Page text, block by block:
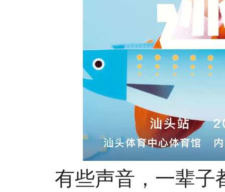
有些声音，一辈子